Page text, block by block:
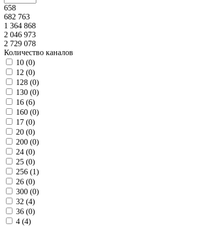
658
682 763
1 364 868
2 046 973
2 729 078
Количество каналов
10 (0)
12 (0)
128 (0)
130 (0)
16 (6)
160 (0)
17 (0)
20 (0)
200 (0)
24 (0)
25 (0)
256 (1)
26 (0)
300 (0)
32 (4)
36 (0)
4 (4)